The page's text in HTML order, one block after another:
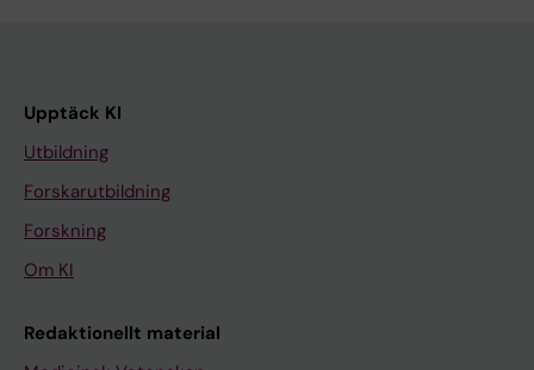
Upptäck KI
Utbildning
Forskarutbildning
Forskning
Om KI
Redaktionellt material